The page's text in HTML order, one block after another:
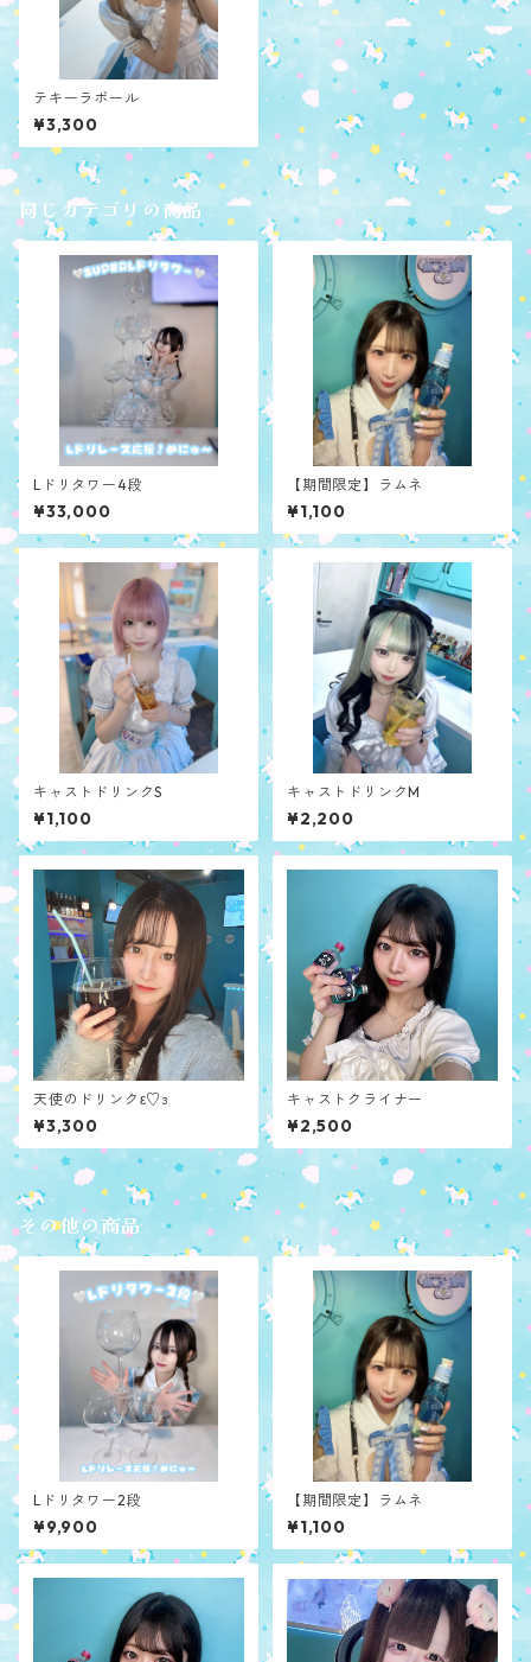
テキーラボール
¥3,300
同じカテゴリの商品
Lドリタワー4段
¥33,000
【期間限定】ラムネ
¥1,100
キャストドリンクS
¥1,100
キャストドリンクM
¥2,200
天使のドリンクε♡з
¥3,300
キャストクライナー
¥2,500
その他の商品
Lドリタワー2段
¥9,900
【期間限定】ラムネ
¥1,100